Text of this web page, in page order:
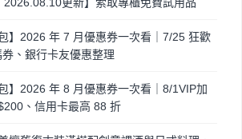
】2026 年 7 月優惠券一次看｜7/25 狂歡
、銀行卡友優惠整理
】2026 年 8 月優惠券一次看｜8/1VIP加
、信用卡最高 88 折